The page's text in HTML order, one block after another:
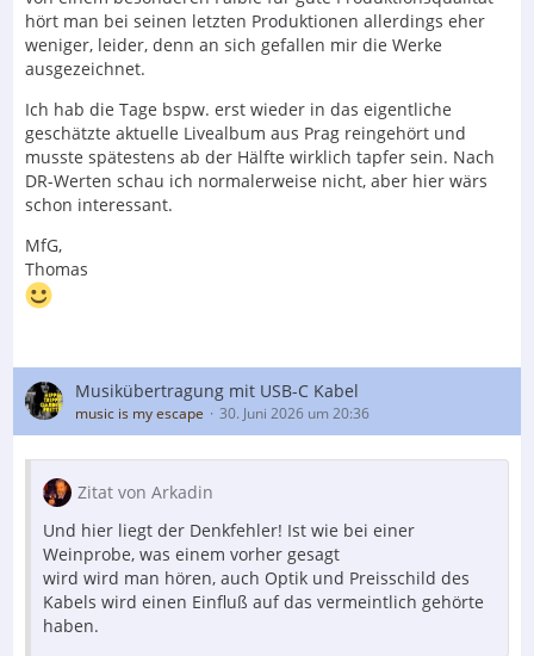
hört man bei seinen letzten Produktionen allerdings eher
weniger, leider, denn an sich gefallen mir die Werke
ausgezeichnet.
Ich hab die Tage bspw. erst wieder in das eigentliche
geschätzte aktuelle Livealbum aus Prag reingehört und
musste spätestens ab der Hälfte wirklich tapfer sein. Nach
DR-Werten schau ich normalerweise nicht, aber hier wärs
schon interessant.
MfG,
Thomas
Musikübertragung mit USB-C Kabel
music is my escape 30. Juni 2026 um 20:36
Zitat von Arkadin
Und hier liegt der Denkfehler! Ist wie bei einer
Weinprobe, was einem vorher gesagt
wird wird man hören, auch Optik und Preisschild des
Kabels wird einen Einfluß auf das vermeintlich gehörte
haben.